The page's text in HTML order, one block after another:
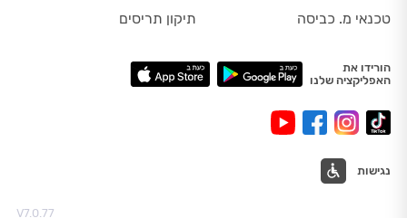
טכנאי מ. כביסה
תיקון תריסים
הורידו את
האפליקציה שלנו
נגישות
V7.0.77